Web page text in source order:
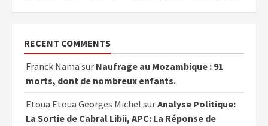
RECENT COMMENTS
Franck Nama sur Naufrage au Mozambique : 91
morts, dont de nombreux enfants.
Etoua Etoua Georges Michel surAnalyse Politique:
La Sortie de Cabral Libii, APC: La Réponse de